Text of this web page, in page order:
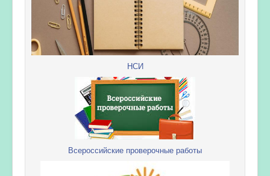
НСИ
Всероссийские проверочные работы